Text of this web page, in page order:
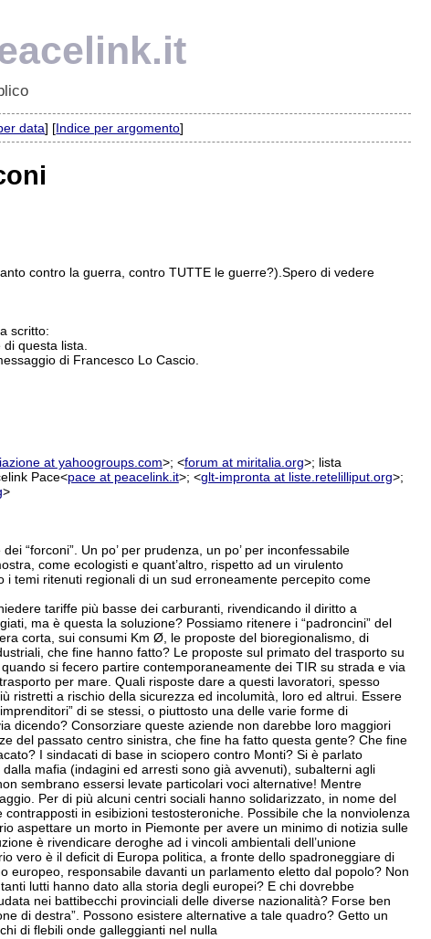
data] [Indice per argomento]
contro la guerra, contro TUTTE le guerre?).Spero di vedere
scritto:
questa lista.
di Francesco Lo Cascio.
at yahoogroups.com>; <forum at miritalia.org>; lista
Pace<pace at peacelink.it>; <glt-impronta at liste.retelilliput.org>;
>
“forconi”. Un po’ per prudenza, un po’ per inconfessabile
come ecologisti e quant’altro, rispetto ad un virulento
i temi ritenuti regionali di un sud erroneamente percepito come
tariffe più basse dei carburanti, rivendicando il diritto a
ma è questa la soluzione? Possiamo ritenere i “padroncini” del
corta, sui consumi Km Ø, le proposte del bioregionalismo, di
che fine hanno fatto? Le proposte sul primato del trasporto su
si fecero partire contemporaneamente dei TIR su strada e via
per mare. Quali risposte dare a questi lavoratori, spesso
ristretti a rischio della sicurezza ed incolumità, loro ed altrui. Essere
di se stessi, o piuttosto una delle varie forme di
dicendo? Consorziare queste aziende non darebbe loro maggiori
del passato centro sinistra, che fine ha fatto questa gente? Che fine
I sindacati di base in sciopero contro Monti? Si è parlato
mafia (indagini ed arresti sono già avvenuti), subalterni agli
sembrano essersi levate particolari voci alternative! Mentre
Per di più alcuni centri sociali hanno solidarizzato, in nome del
in esibizioni testosteroniche. Possibile che la nonviolenza
aspettare un morto in Piemonte per avere un minimo di notizia sulle
è rivendicare deroghe ad i vincoli ambientali dell’unione
vero è il deficit di Europa politica, a fronte dello spadroneggiare di
europeo, responsabile davanti un parlamento eletto dal popolo? Non
lutti hanno dato alla storia degli europei? E chi dovrebbe
nei battibecchi provinciali delle diverse nazionalità? Forse ben
di destra”. Possono esistere alternative a tale quadro? Getto un
di flebili onde galleggianti nel nulla